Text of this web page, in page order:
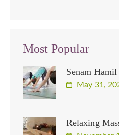
Most Popular
Senam
May 31,
Relaxing